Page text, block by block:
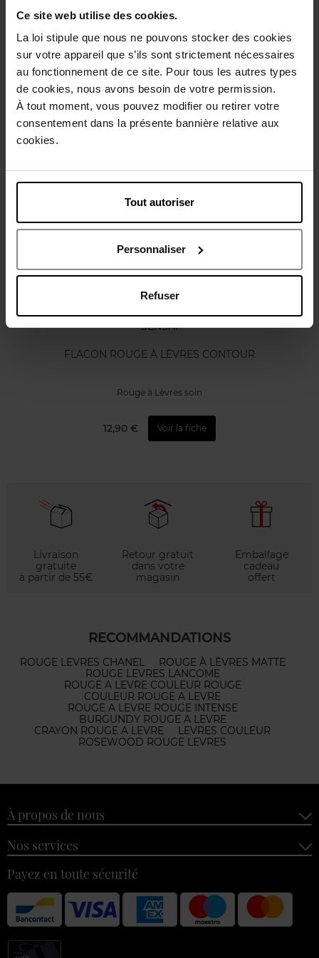
Ce site web utilise des cookies.
La loi stipule que nous ne pouvons stocker des cookies
sur votre appareil que s’ils sont strictement nécessaires
au fonctionnement de ce site. Pour tous les autres types
de cookies, nous avons besoin de votre permission.
À tout moment, vous pouvez modifier ou retirer votre
consentement dans la présente bannière relative aux
cookies.
Tout autoriser
Personnaliser
Refuser
Description
Caractéristiques
Avis client
Nouveauté
SENSAI
FLACON ROUGE À LÈVRES CONTOUR
Rouge à Lèvres soin
12,90 € Voir la fiche
Livraison
gratuite
à partir de 55€
Retour gratuit
dans votre
magasin
Emballage
cadeau
offert
RECOMMANDATIONS
ROUGE LEVRES CHANEL
ROUGE À LÈVRES MATTE
ROUGE LEVRES LANCOME
ROUGE A LEVRE COULEUR ROUGE
COULEUR ROUGE A LEVRE
ROUGE A LEVRE ROUGE INTENSE
BURGUNDY ROUGE A LEVRE
CRAYON ROUGE A LEVRE
LEVRES COULEUR
ROSEWOOD ROUGE LEVRES
À propos de nous
Nos services
Payez en toute sécurité